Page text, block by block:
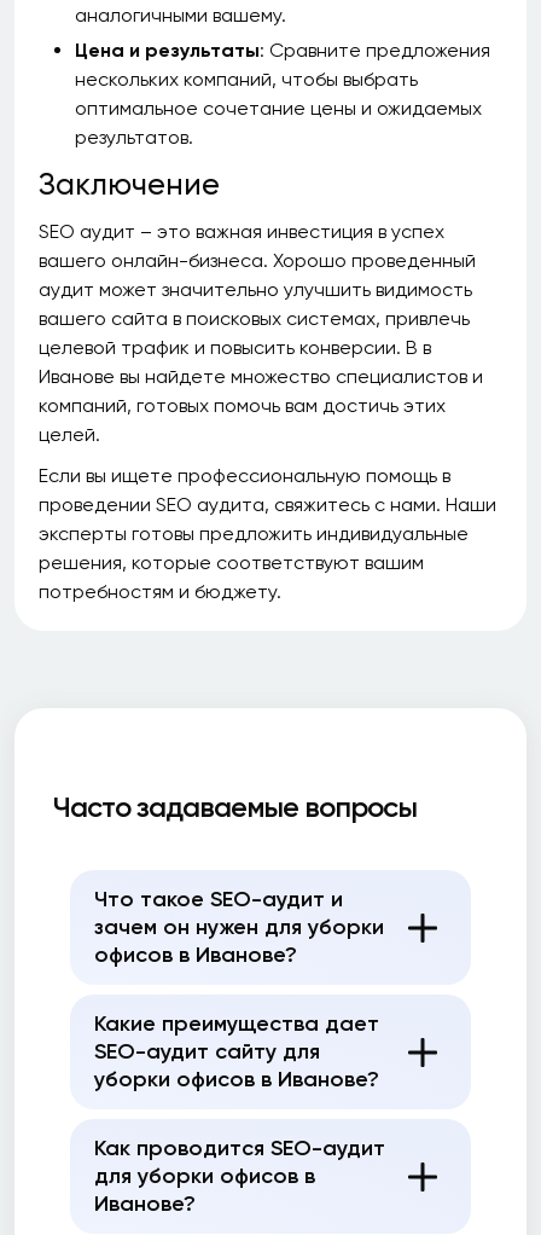
аналогичными вашему.
Цена и результаты: Сравните предложения
нескольких компаний, чтобы выбрать
оптимальное сочетание цены и ожидаемых
результатов.
Заключение
SEO аудит – это важная инвестиция в успех
вашего онлайн-бизнеса. Хорошо проведенный
аудит может значительно улучшить видимость
вашего сайта в поисковых системах, привлечь
целевой трафик и повысить конверсии. В в
Иванове вы найдете множество специалистов и
компаний, готовых помочь вам достичь этих
целей.
Если вы ищете профессиональную помощь в
проведении SEO аудита, свяжитесь с нами. Наши
эксперты готовы предложить индивидуальные
решения, которые соответствуют вашим
потребностям и бюджету.
Часто задаваемые вопросы
Что такое SEO-аудит и
зачем он нужен для уборки
офисов в Иванове?
Какие преимущества дает
SEO-аудит сайту для
уборки офисов в Иванове?
Как проводится SEO-аудит
для уборки офисов в
Иванове?